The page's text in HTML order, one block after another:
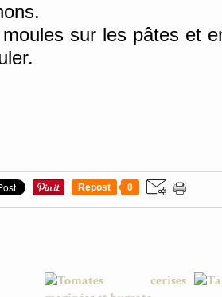
sur les pâtes et
Repost 0